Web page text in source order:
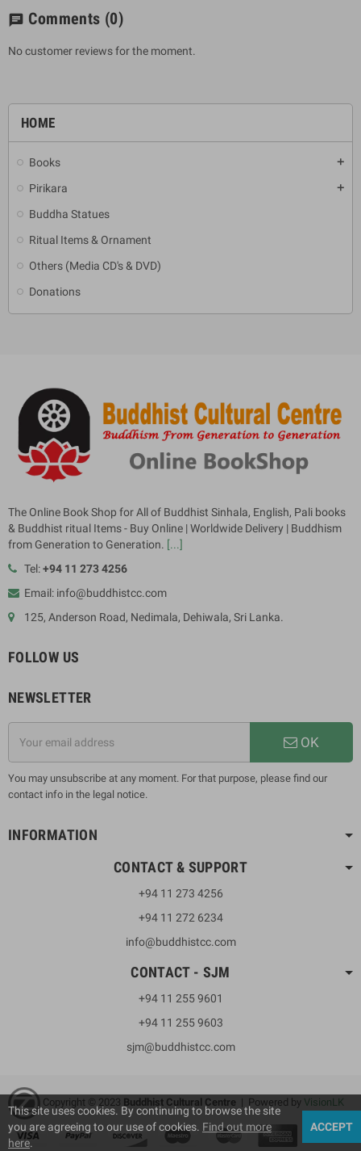
HOME
Books add
Pirikara add
Buddha Statues
Ritual Items & Ornament
Others (Media CD's & DVD)
Donations
chat Comments (0)
No customer reviews for the moment.
The Online Book Shop for All of Buddhist Sinhala, English, Pali books
& Buddhist ritual Items - Buy Online | Worldwide Delivery | Buddhism
from Generation to Generation. [...]
Tel:+94 11 273 4256
Email: info@buddhistcc.com
125, Anderson Road, Nedimala, Dehiwala, Sri Lanka.
FOLLOW US
NEWSLETTER
OK
You may unsubscribe at any moment. For that purpose, please find our
contact info in the legal notice.
INFORMATION
CONTACT & SUPPORT
+94 11 273 4256
+94 11 272 6234
info@buddhistcc.com
CONTACT - SJM
+94 11 255 9601
+94 11 255 9603
sjm@buddhistcc.com
Copyright © 2023 Buddhist Cultural Centre | Powered by VisionLK
This site uses cookies. By continuing to browse the site
you are agreeing to our use of cookies. Find out more
here.
ACCEPT